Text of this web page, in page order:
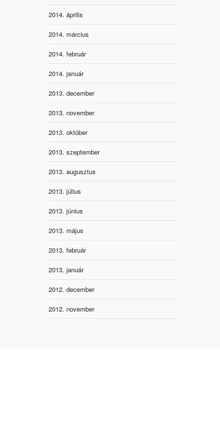
2014. április
2014. március
2014. február
2014. január
2013. december
2013. november
2013. október
2013. szeptember
2013. augusztus
2013. július
2013. június
2013. május
2013. február
2013. január
2012. december
2012. november